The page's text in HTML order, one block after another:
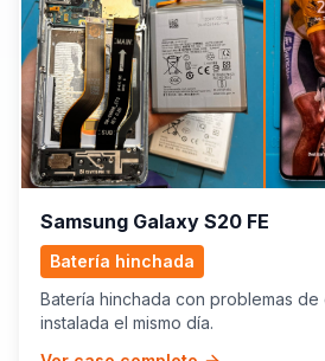
Samsung Galaxy S20 FE
Batería hinchada
Batería hinchada con problemas de
instalada el mismo día.